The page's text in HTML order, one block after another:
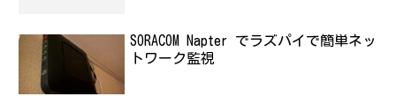
SORACOM Napter でラズパイで簡単ネッ
トワーク監視